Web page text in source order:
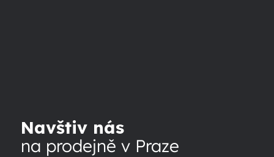
Navštiv nás
na prodejně v Praze